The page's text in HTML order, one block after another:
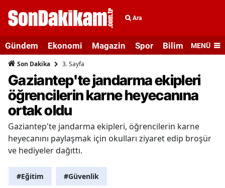
Ara
Gündem Ekonomi Magazin Spor Bilim veMENÜ
Son Dakika 3. Sayfa
Gaziantep'te jandarma ekipleri
öğrencilerin karne heyecanına
ortak oldu
Gaziantep'te jandarma ekipleri, öğrencilerin karne
heyecanını paylaşmak için okulları ziyaret edip broşür
ve hediyeler dağıttı.
#Eğitim #Güvenlik